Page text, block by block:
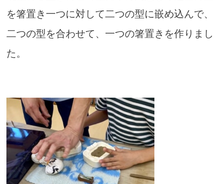
を箸置き一つに対して二つの型に嵌め込んで、
二つの型を合わせて、一つの箸置きを作りまし
た。